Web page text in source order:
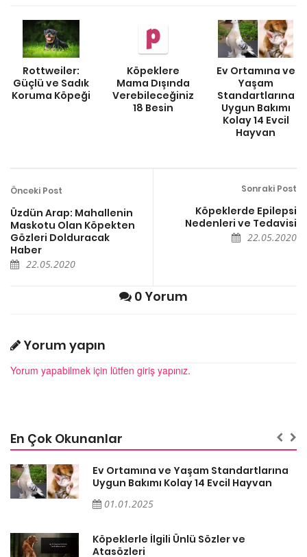
Rottweiler:
Güçlü ve Sadık
Koruma Köpeği
Köpeklere
Mama Dışında
Verebileceğiniz
18 Besin
Ev Ortamına ve
Yaşam
Standartlarına
Uygun Bakımı
Kolay 14 Evcil
Hayvan
Önceki Post
Üzdün Arap: Mahallenin
Maskotu Olan Köpekten
Gözleri Dolduracak
Haber
22.05.2020
Sonraki Post
Köpeklerde Epilepsi
Nedenleri ve Tedavisi
22.05.2020
0 Yorum
Yorum yapın
Yorum yapabilmek için lütfen giriş yapınız.
En Çok Okunanlar
Ev Ortamına ve Yaşam Standartlarına
Uygun Bakımı Kolay 14 Evcil Hayvan
01.01.2025
Köpeklerle İlgili Ünlü Sözler ve
Atasözleri